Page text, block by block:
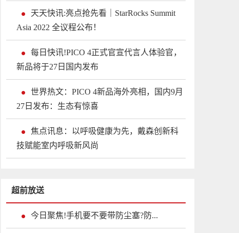
天天快讯:亮点抢先看｜StarRocks Summit
Asia 2022 全议程公布！
每日快讯!PICO 4正式官宣代言人体验官，
新品将于27日国内发布
世界热文：PICO 4新品海外亮相，国内9月
27日发布：生态有惊喜
焦点讯息：以呼吸健康为先，戴森创新科
技赋能室内呼吸新风尚
超前放送
今日聚焦!手机要不要带防尘塞?防...